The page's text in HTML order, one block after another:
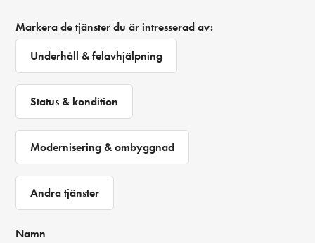
Markera de tjänster du är intresserad av:
Underhåll & felavhjälpning
Status & kondition
Modernisering & ombyggnad
Andra tjänster
Namn